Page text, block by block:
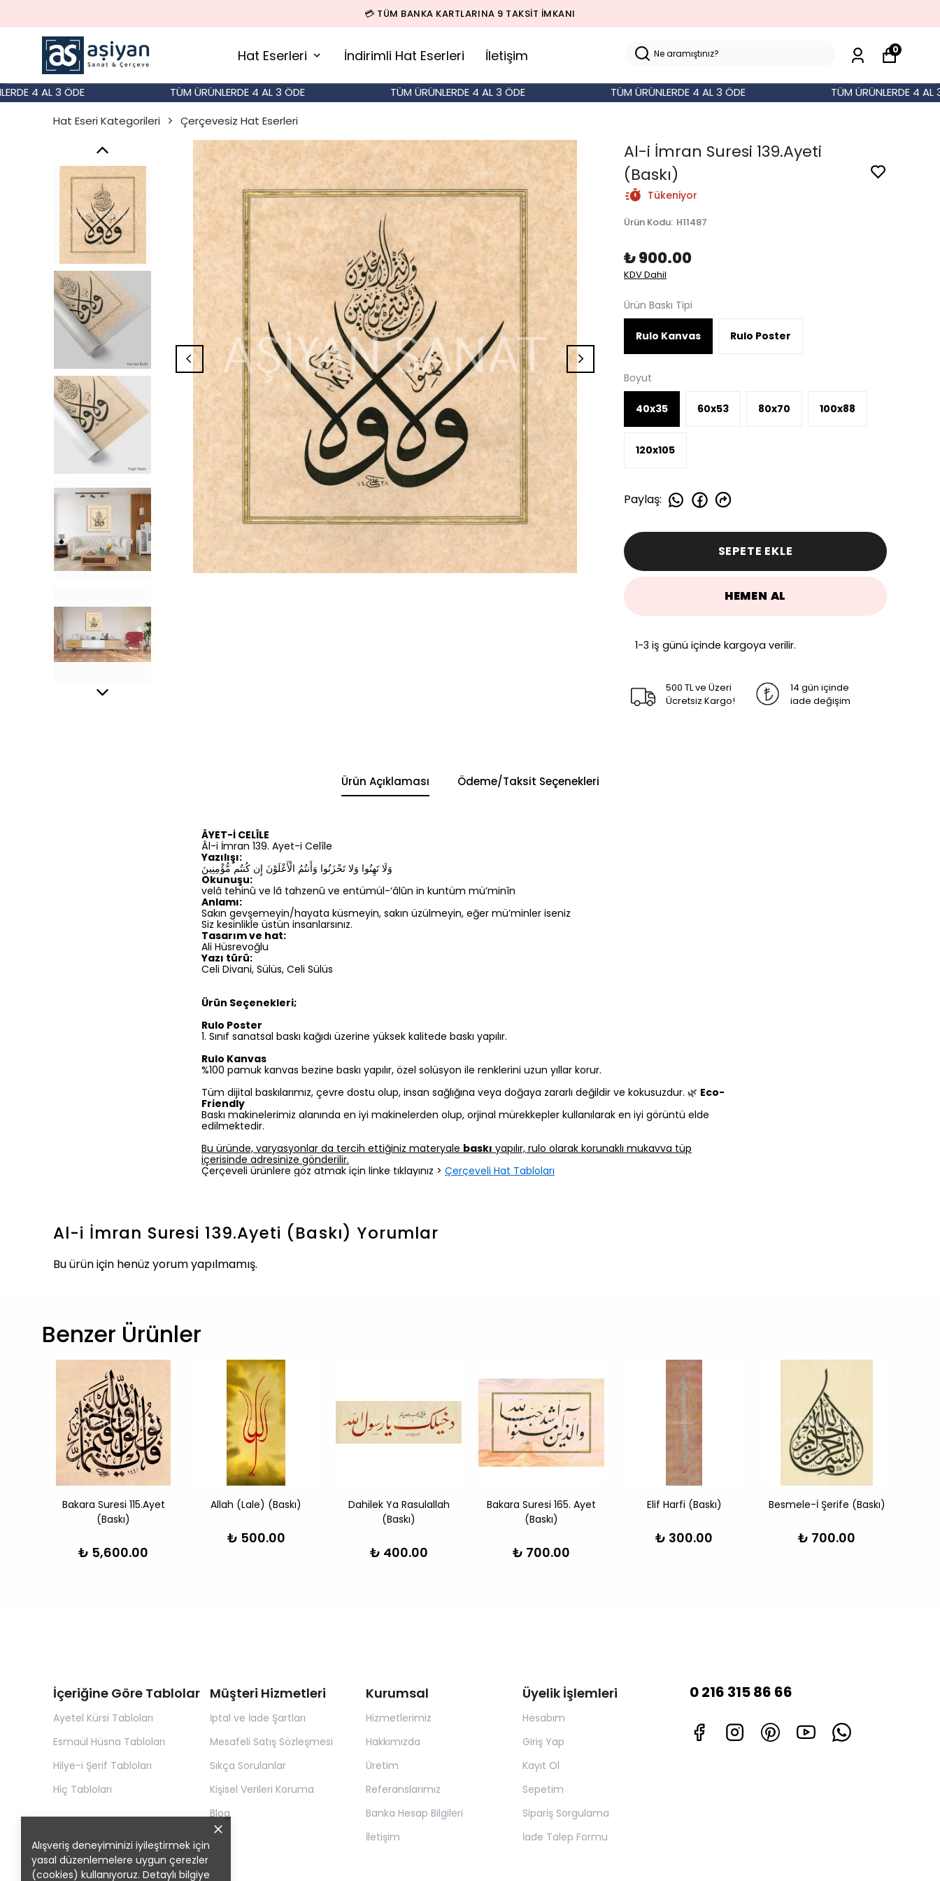
🚚 500 TL ÜZERİ SİPARİŞLERDE KARGO BEDAVA!
Hat Eserleri İndirimli Hat Eserleri İletişim 0
Alışveriş deneyiminizi iyileştirmek için
yasal düzenlemelere uygun çerezler
(cookies) kullanıyoruz. Detaylı bilgiye
4 AL 3 ÖDE TÜM ÜRÜNLERDE 4 AL 3 ÖDE TÜM ÜRÜNLERDE 4 AL 3 ÖDE TÜM ÜRÜNLERDE 4 AL 3 ÖDE
TÜM ÜRÜNLERDE 4 AL 3
Hat Eseri Kategorileri
Çerçevesiz Hat Eserleri
Al-i İmran Suresi 139.Ayeti
(Baskı)
Tükeniyor
Ürün Kodu: H11487
₺ 900.00
KDV Dahil
Ürün Baskı Tipi
Rulo Kanvas Rulo Poster
Boyut
40x35 60x53 80x70 100x88
120x105
Paylaş:
SEPETE EKLE
HEMEN AL
1-3 iş günü içinde kargoya verilir.
500 TL ve Üzeri
Ücretsiz Kargo!
14 gün içinde
iade değişim
Ürün Açıklaması Ödeme/Taksit Seçenekleri
ÂYET-İ CELÎLE
Âl-i İmran 139. Ayet-i Celîle
Yazılışı:
وَلَا تَهِنُوا وَلا تَحْزَنُوا وَأَنتُمُ الْأَعْلَوْنَ إِن كُنتُم مُّؤْمِنِينَ
Okunuşu:
velâ tehinû ve lâ tahzenû ve entümül-‘âlûn in kuntüm mü’minîn
Anlamı:
Sakın gevşemeyin/hayata küsmeyin, sakın üzülmeyin, eğer mü’minler iseniz
Siz kesinlikle üstün insanlarsınız.
Tasarım ve hat:
Ali Hüsrevoğlu
Yazı türü:
Celi Divani, Sülüs, Celi Sülüs
Ürün Seçenekleri;
Rulo Poster
1.⁠ ⁠Sınıf sanatsal baskı kağıdı üzerine yüksek kalitede baskı yapılır.
Rulo Kanvas
%100 pamuk kanvas bezine baskı yapılır, özel solüsyon ile renklerini uzun yıllar korur.
Tüm dijital baskılarımız, çevre dostu olup, insan sağlığına veya doğaya zararlı değildir ve kokusuzdur. 🌿 Eco-
Friendly
Baskı makinelerimiz alanında en iyi makinelerden olup, orjinal mürekkepler kullanılarak en iyi görüntü elde
edilmektedir.
Bu üründe, varyasyonlar da tercih ettiğiniz materyale baskı yapılır, rulo olarak korunaklı mukavva tüp
içerisinde adresinize gönderilir.
Çerçeveli ürünlere göz atmak için linke tıklayınız > Çerçeveli Hat Tabloları
Al-i İmran Suresi 139.Ayeti (Baskı) Yorumlar
Bu ürün için henüz yorum yapılmamış.
Benzer Ürünler
Bakara Suresi 115.Ayet
(Baskı)
₺ 5,600.00
Allah (Lale) (Baskı)
₺ 500.00
Dahilek Ya Rasulallah
(Baskı)
₺ 400.00
Bakara Suresi 165. Ayet
(Baskı)
₺ 700.00
Elif Harfi (Baskı)
₺ 300.00
Besmele-İ Şerife (Baskı)
₺ 700.00
İçeriğine Göre Tablolar
Ayetel Kürsi Tabloları
Esmaül Hüsna Tabloları
Hilye-i Şerif Tabloları
Hiç Tabloları
Müşteri Hizmetleri
İptal ve İade Şartları
Mesafeli Satış Sözleşmesi
Sıkça Sorulanlar
Kişisel Verileri Koruma
Blog
Kurumsal
Hizmetlerimiz
Hakkımızda
Üretim
Referanslarımız
Banka Hesap Bilgileri
İletişim
Üyelik İşlemleri
Hesabım
Giriş Yap
Kayıt Ol
Sepetim
Sipariş Sorgulama
İade Talep Formu
0 216 315 86 66